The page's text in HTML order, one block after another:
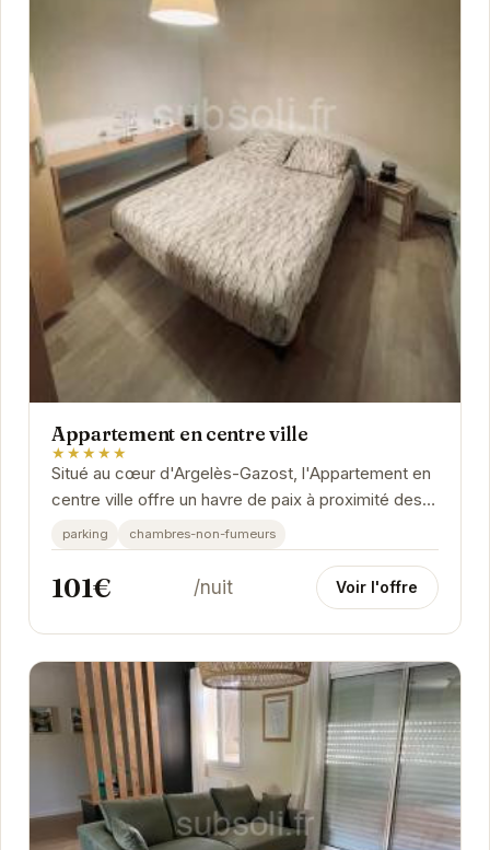
Appartement en centre ville
★★★★★
Situé au cœur d'Argelès-Gazost, l'Appartement en
centre ville offre un havre de paix à proximité des
attractions locales. Idéal pour les...
parking chambres-non-fumeurs
101€ /nuit Voir l'offre